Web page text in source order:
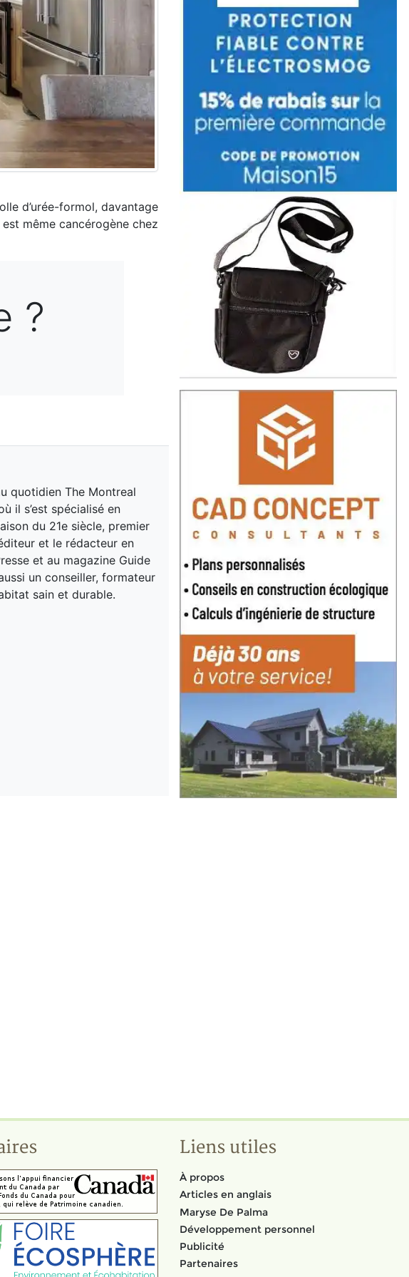
d’urée-formol, davantage
même cancérogène chez
?
quotidien The Montreal
il s’est spécialisé en
du 21e siècle, premier
et le rédacteur en
et au magazine Guide
un conseiller, formateur
sain et durable.
Liens utiles
À propos
Articles en anglais
Maryse De Palma
Développement personnel
Publicité
Partenaires